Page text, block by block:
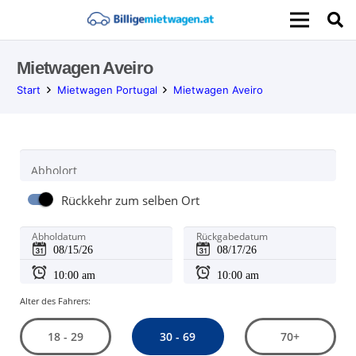
Mietwagen Aveiro
Start Mietwagen Portugal Mietwagen Aveiro
Abholort
Rückkehr zum selben Ort
Abholdatum Rückgabedatum
Alter des Fahrers:
18 - 29 30 - 69 70+